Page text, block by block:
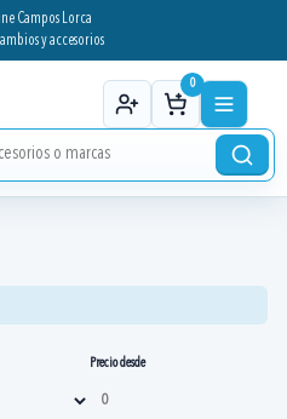
Campos Lorca
y accesorios
0
Precio desde